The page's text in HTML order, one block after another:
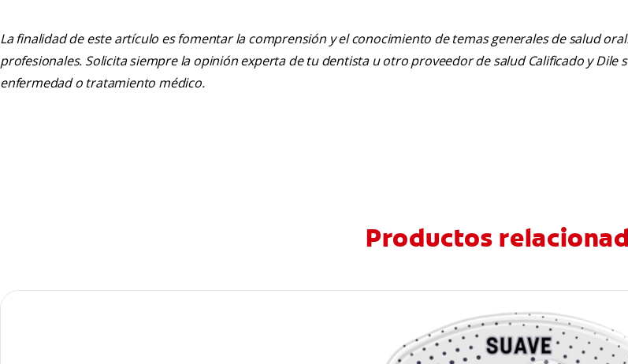
La finalidad de este artículo es fomentar la comprensión y el conocimiento de temas generales de salud
profesionales. Solicita siempre la opinión experta de tu dentista u otro proveedor de salud Calificado y
enfermedad o tratamiento médico.
Productos